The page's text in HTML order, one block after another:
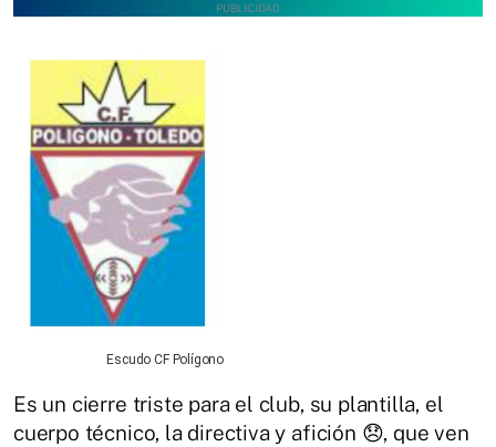
Escudo CF Polígono
Es un cierre triste para el club, su plantilla, el
cuerpo técnico, la directiva y afición 😞, que ven